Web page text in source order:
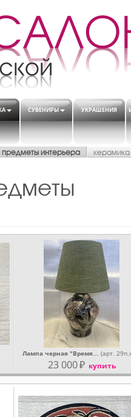
СУВЕНИРЫ УКРАШЕНИЯ
предметы интерьера керамика
Лампа черная "Время… (арт.
23 000₽ купить